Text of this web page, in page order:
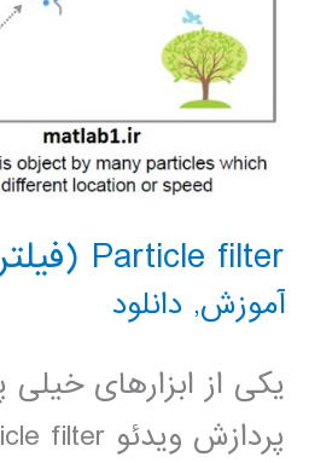
Particle filter (فیلتر ذره)
آموزش, دانلود
یکی از ابزارهای خیلی